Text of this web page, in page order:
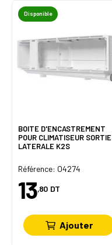
Disponible
BOITE D'ENCASTREMENT
POUR CLIMATISEUR SORTIE
LATERALE K2S
Référence: O4274
13,80 DT
Ajouter